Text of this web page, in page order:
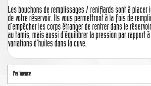
Les bouchons de remplissages / reniflards sont à placer
de votre réservoir. Ils vous permettront à la fois de
d’empêcher les corps étranger de rentrer dans le
au tamis, mais aussi d'équilibrer la pression par rapport
variations d'huiles dans la cuve.
Pertinence